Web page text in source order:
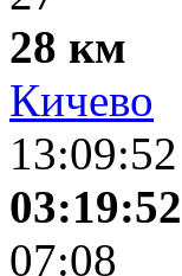
28 км
Кичево
13:09:52
03:19:52
07:08